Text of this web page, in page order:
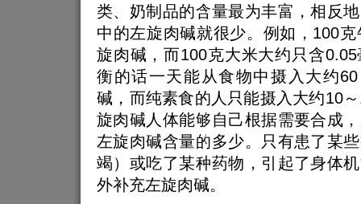
类、奶制品的含量最为丰富，相反
中的左旋肉碱就很少。例如，100
旋肉碱，而100克大米大约只含
衡的话一天能从食物中摄入大约
碱，而纯素食的人只能摄入大约10
旋肉碱人体能够自己根据需要合成
左旋肉碱含量的多少。只有患了某
竭）或吃了某种药物，引起了身体
外补充左旋肉碱。